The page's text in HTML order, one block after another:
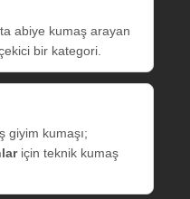
abiye kumaş arayan
bir kategori.
giyim kumaşı;
için teknik kumaş